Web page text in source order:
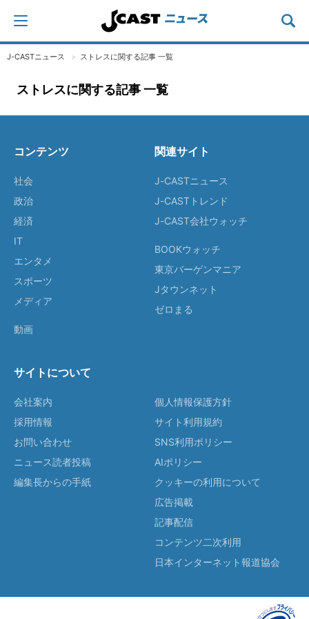
J-CASTニュース ストレスに関する記事 一覧
ストレスに関する記事 一覧
コンテンツ
社会
政治
経済
IT
エンタメ
スポーツ
メディア
動画
関連サイト
J-CASTニュース
J-CASTトレンド
J-CAST会社ウォッチ
BOOKウォッチ
東京バーゲンマニア
Jタウンネット
ゼロまる
サイトについて
会社案内
採用情報
お問い合わせ
ニュース読者投稿
編集長からの手紙
個人情報保護方針
サイト利用規約
SNS利用ポリシー
AIポリシー
クッキーの利用について
広告掲載
記事配信
コンテンツ二次利用
日本インターネット報道協会